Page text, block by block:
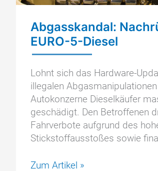
Abgasskandal:
EURO-5-Diesel
Lohnt sich das Hardware-
illegalen
Autokonzerne Dieselkäufer
geschädigt. Den Betroffenen
Fahrverbote aufgrund des
Stickstoffausstoßes sowie
Abgasskandal:
Zum Artikel »